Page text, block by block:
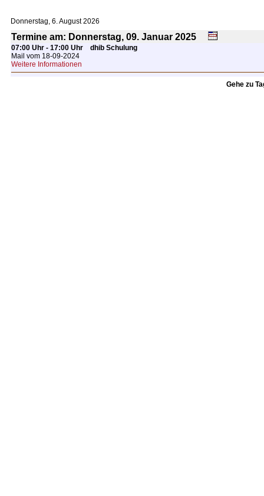
Donnerstag, 6. August 2026
Termine am: Donnerstag, 09. Januar 2025
07:00 Uhr - 17:00 Uhr
dhib Schulung
Mail vom 18-09-2024
Weitere Informationen
Gehe zu